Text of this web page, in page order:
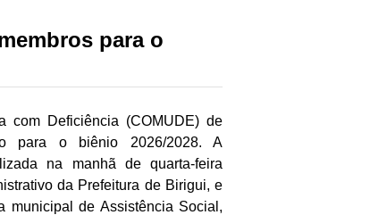
para o
com Deficiência (COMUDE) de
para o biênio 2026/2028. A
na manhã de quarta-feira
da Prefeitura de Birigui, e
municipal de Assistência Social,